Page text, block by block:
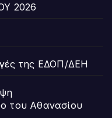
2026
της ΕΔΟΠ/ΔΕΗ
του Αθανασίου